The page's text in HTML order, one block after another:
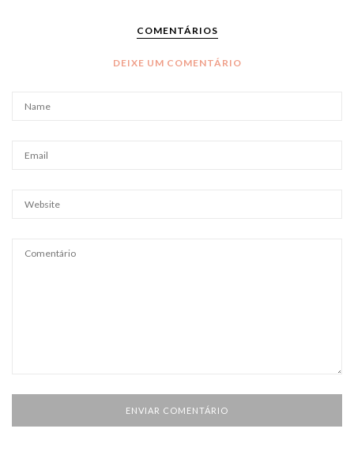
COMENTÁRIOS
DEIXE UM COMENTÁRIO